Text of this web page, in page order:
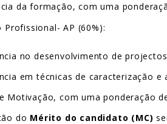
da formação, com uma
Profissional- AP (60%):
no desenvolvimento de
em técnicas de caracterização
Motivação, com uma ponderação
do Mérito do candidato (MC)